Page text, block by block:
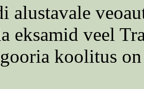
alustavale
eksamid veel
koolitus